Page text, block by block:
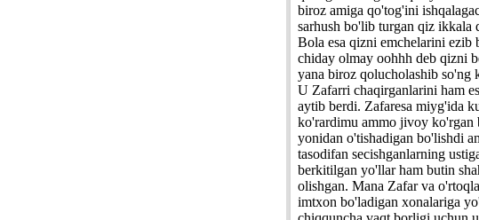
biroz amiga qo'tog'ini
sarhush bo'lib turgan qiz
Bola esa qizni emchelarini
chiday olmay oohhh deb qizni
yana biroz qolucholashib
U Zafarri chaqirganlarini ham
aytib berdi. Zafaresa miyg'ida
ko'rardimu ammo jivoy ko'rgan
yonidan o'tishadigan bo'lishdi
tasodifan secishganlarning
berkitilgan yo'llar ham butin
olishgan. Mana Zafar va
imtxon bo'ladigan xonalariga